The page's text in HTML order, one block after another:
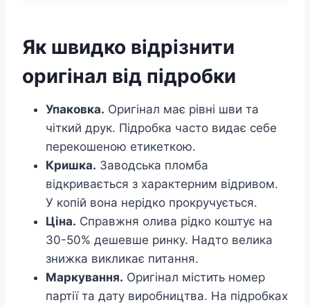
Як швидко відрізнити
оригінал від підробки
Упаковка. Оригінал має рівні шви та
чіткий друк. Підробка часто видає себе
перекошеною етикеткою.
Кришка. Заводська пломба
відкривається з характерним відривом.
У копій вона нерідко прокручується.
Ціна. Справжня олива рідко коштує на
30-50% дешевше ринку. Надто велика
знижка викликає питання.
Маркування. Оригінал містить номер
партії та дату виробництва. На підробках